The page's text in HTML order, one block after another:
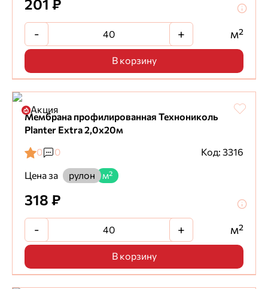
201 ₽
- + м²
В корзину
Акция
Мембрана профилированная Технониколь
Planter Extra 2,0х20м
0
0
Код: 3316
Цена за
рулон м²
318 ₽
- + м²
В корзину